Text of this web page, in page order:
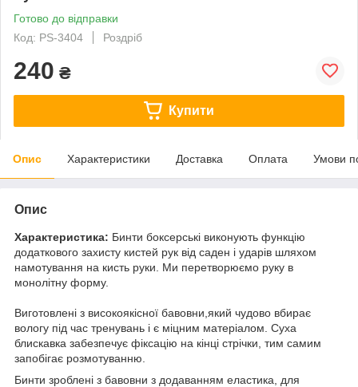
Готово до відправки
Код: PS-3404
Роздріб
240 ₴
Купити
Опис Характеристики Доставка Оплата Умови
Опис
Характеристика: Бинти боксерські виконують функцію
додаткового захисту кистей рук від саден і ударів шляхом
намотування на кисть руки. Ми перетворюємо руку в
монолітну форму.
Виготовлені з високоякісної бавовни,який чудово вбирає
вологу під час тренувань і є міцним матеріалом. Суха
блискавка забезпечує фіксацію на кінці стрічки, тим самим
запобігає розмотуванню.
Бинти зроблені з бавовни з додаванням еластика, для